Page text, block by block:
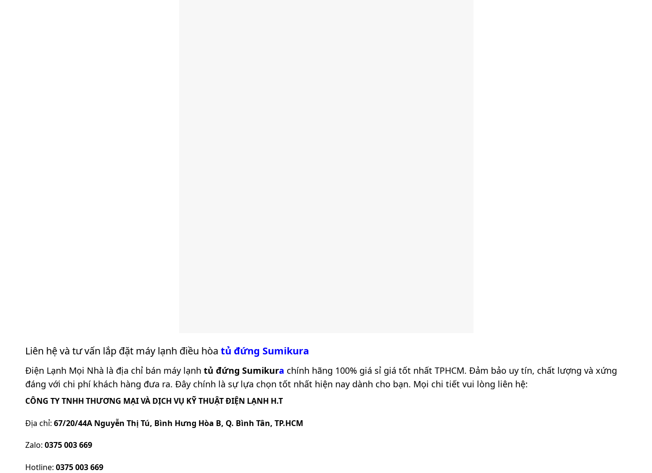
Liên hệ và tư vấn lắp đặt máy lạnh điều hòa tủ đứng Sumikura
Điện Lạnh Mọi Nhà là địa chỉ bán máy lạnh tủ đứng Sumikura chính hãng 100% giá sỉ giá tốt nhất TPHCM. Đảm bảo uy tín, chất lượng và xứng
đáng với chi phí khách hàng đưa ra. Đây chính là sự lựa chọn tốt nhất hiện nay dành cho bạn. Mọi chi tiết vui lòng liên hệ:
CÔNG TY TNHH THƯƠNG MẠI VÀ DỊCH VỤ KỸ THUẬT ĐIỆN LẠNH H.T
Địa chỉ: 67/20/44A Nguyễn Thị Tú, Bình Hưng Hòa B, Q. Bình Tân, TP.HCM
Zalo: 0375 003 669
Hotline: 0375 003 669